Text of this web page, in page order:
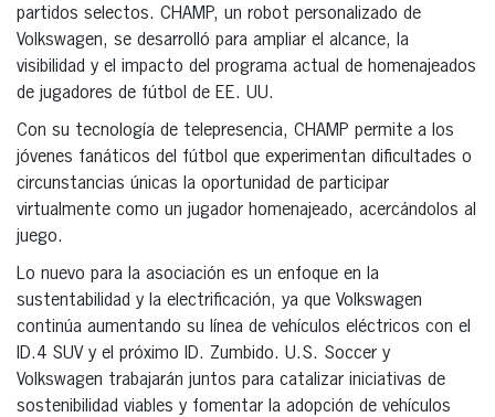
partidos selectos. CHAMP, un robot personalizado de
Volkswagen, se desarrolló para ampliar el alcance, la
visibilidad y el impacto del programa actual de homenajeados
de jugadores de fútbol de EE. UU.
Con su tecnología de telepresencia, CHAMP permite a los
jóvenes fanáticos del fútbol que experimentan dificultades o
circunstancias únicas la oportunidad de participar
virtualmente como un jugador homenajeado, acercándolos al
juego.
Lo nuevo para la asociación es un enfoque en la
sustentabilidad y la electrificación, ya que Volkswagen
continúa aumentando su línea de vehículos eléctricos con el
ID.4 SUV y el próximo ID. Zumbido. U.S. Soccer y
Volkswagen trabajarán juntos para catalizar iniciativas de
sostenibilidad viables y fomentar la adopción de vehículos